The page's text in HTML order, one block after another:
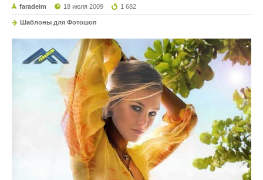
faradeim 18 июля 2009 1 682
Шаблоны для Фотошоп